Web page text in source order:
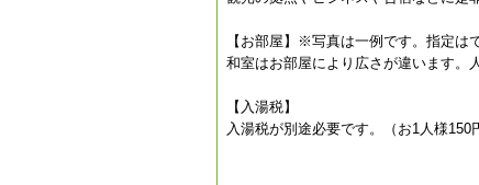
【お部屋】※写真は一例です。指定は
和室はお部屋により広さが違います。
【入湯税】
入湯税が別途必要です。（お1人様150